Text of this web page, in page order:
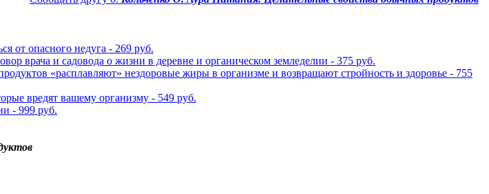
от опасного недуга - 269 руб.
врача и садовода о жизни в деревне и органическом земледелии - 375 руб.
«расплавляют» нездоровые жиры в организме и возвращают стройность и здоровье - 755
вредят вашему организму - 549 руб.
- 999 руб.